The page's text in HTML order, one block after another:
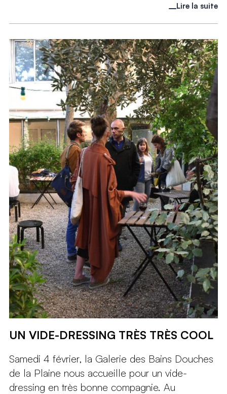
Lire la suite
UN VIDE-DRESSING TRÈS TRÈS COOL
Samedi 4 février, la Galerie des Bains Douches
de la Plaine nous accueille pour un vide-
dressing en très bonne compagnie. Au